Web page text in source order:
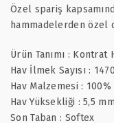
Özel spariş
hammadelerden özel
Ürün Tanımı : Kontrat
Hav İlmek Sayısı :
Hav Malzemesi :
Hav Yüksekliği : 5,5
Son Taban : Softex